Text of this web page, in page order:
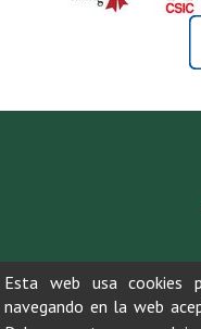
Esta web usa cookies
navegando en la web